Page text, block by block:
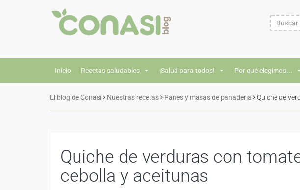
Inicio Recetas saludables ¡Salud para todos! Por qué elegimos...
El blog de Conasi Nuestras recetas Panes y masas de panadería Quiche de
Quiche de verduras con
cebolla y aceitunas